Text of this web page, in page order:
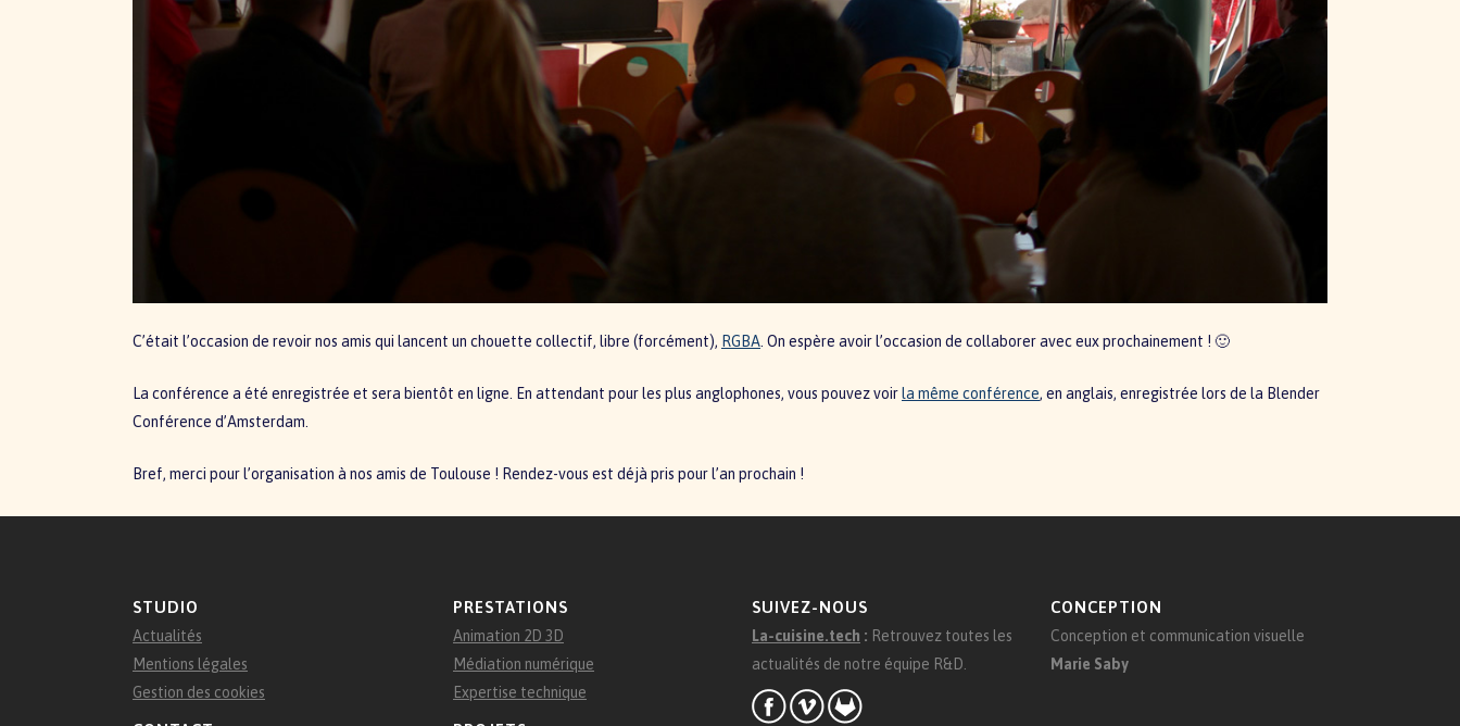
C’était l’occasion de revoir nos amis qui lancent un chouette collectif, libre (forcément), RGBA. On espère avoir l’occasion de collaborer avec eux prochainement ! 🙂
La conférence a été enregistrée et sera bientôt en ligne. En attendant pour les plus anglophones, vous pouvez voirla même conférence, en anglais, enregistrée lors de la Blender
Conférence d’Amsterdam.
Bref, merci pour l’organisation à nos amis de Toulouse ! Rendez-vous est déjà pris pour l’an prochain !
STUDIO
Actualités
Mentions légales
Gestion des cookies
PRESTATIONS
Animation 2D 3D
Médiation numérique
Expertise technique
SUIVEZ-NOUS
La-cuisine.tech : Retrouvez toutes les
actualités de notre équipe R&D.
CONCEPTION
Conception et communication visuelle
Marie Saby